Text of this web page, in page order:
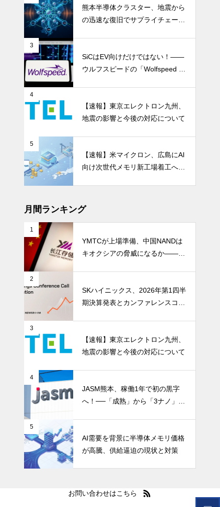
熊本半導体クラスター、地震から
の迅速な復旧でサプライチェーン
3
SiCはEV向けだけではない！――
ウルフスピードの「Wolfspeed G
4
【速報】東京エレクトロン九州、
地震の影響と今後の対応について
5
【速報】米マイクロン、広島にAI
向け次世代メモリ新工場着工へ 1.
月間ランキング
1
YMTCが上場準備、中国NANDは
キオクシアの脅威になるか――AI
2
SKハイニックス、2026年第1四半
期決算発表とカンファレンスコー
3
【速報】東京エレクトロン九州、
地震の影響と今後の対応について
4
JASM熊本、稼働1年で初の黒字
へ！──「成熟」から「3ナノ」へ
5
AI需要を背景に半導体メモリ価格
が高騰、供給逼迫の現状と対策
お問い合わせはこちら